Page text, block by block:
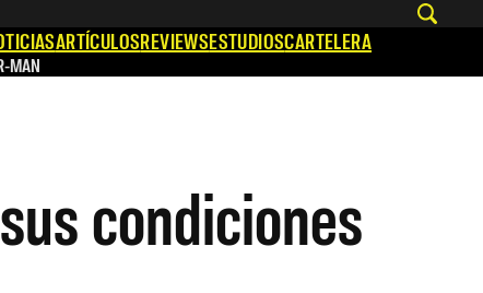
ARTÍCULOSREVIEWSESTUDIOSCARTELERA
MAN
condiciones